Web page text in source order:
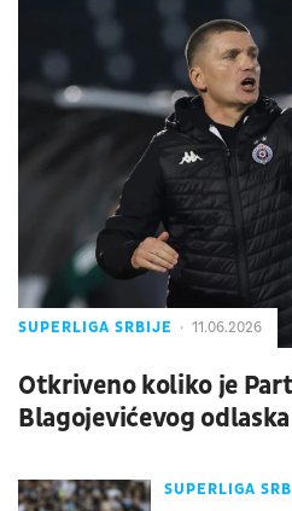
SUPERLIGA SRBIJE 11.06.2026
Otkriveno koliko je
Blagojevićevog
SUPERLIGA